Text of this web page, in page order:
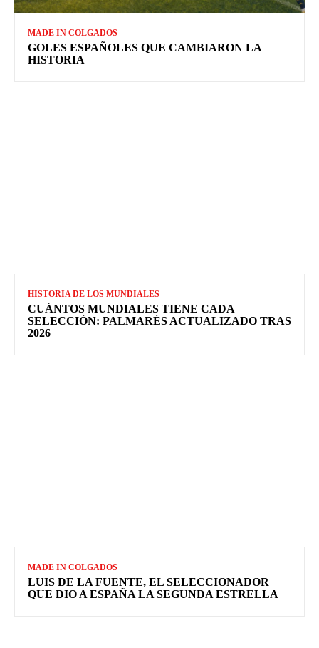
MADE IN COLGADOS
GOLES ESPAÑOLES QUE CAMBIARON LA
HISTORIA
HISTORIA DE LOS MUNDIALES
CUÁNTOS MUNDIALES TIENE CADA
SELECCIÓN: PALMARÉS ACTUALIZADO TRAS
2026
MADE IN COLGADOS
LUIS DE LA FUENTE, EL SELECCIONADOR
QUE DIO A ESPAÑA LA SEGUNDA ESTRELLA